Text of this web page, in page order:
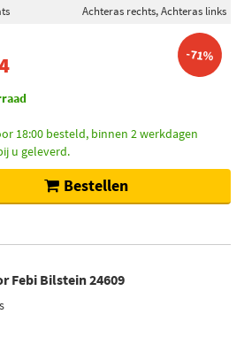
Achteras rechts, Achteras links
-71%
18:00 besteld, binnen 2 werkdagen
u geleverd.
Bestellen
Febi Bilstein 24609